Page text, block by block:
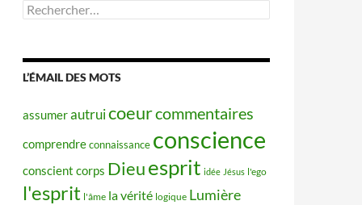
Rechercher :
L’ÉMAIL DES MOTS
assumerautruicoeurcommentaires
comprendreconnaissance conscience
conscient corps Dieuesprit idée Jésus l'ego
l'esprit l'âme la vérité logique Lumière